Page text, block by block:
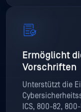
Ermöglicht
Vorschriften
Unterstützt die
ICS, 800-82, 800-